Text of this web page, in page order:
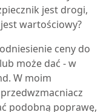
jest drogi,
wartościowy?
ceny do
może dać - w
W moim
podobną poprawę,